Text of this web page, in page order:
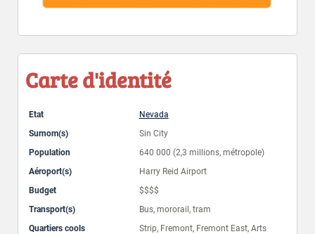
Carte d'identité
Etat
Nevada
Surnom(s)
Sin City
Population
640 000 (2,3 millions, métropole)
Aéroport(s)
Harry Reid Airport
Budget
$$$$
Transport(s)
Bus, mororail, tram
Quartiers cools
Strip, Fremont, Fremont East, Arts